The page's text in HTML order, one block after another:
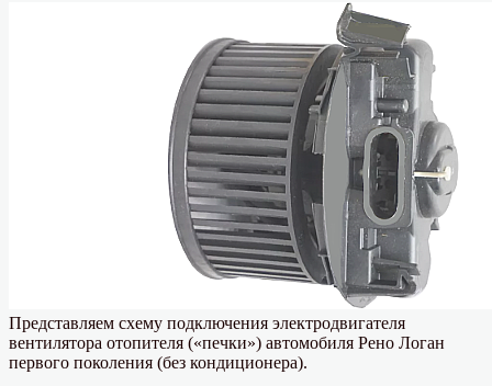
Представляем схему подключения электродвигателя
вентилятора отопителя («печки») автомобиля Рено Логан
первого поколения (без кондиционера).